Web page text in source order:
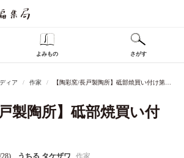
よみもの さがす
ィア 作家 【陶彩窯/長戸製陶所】砥部焼買い付け第二弾！
製陶所】砥部焼買い付